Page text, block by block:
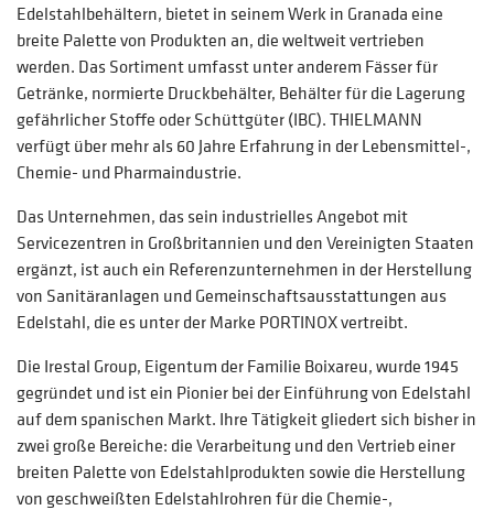
Edelstahlbehältern, bietet in seinem Werk in Granada eine
breite Palette von Produkten an, die weltweit vertrieben
werden. Das Sortiment umfasst unter anderem Fässer für
Getränke, normierte Druckbehälter, Behälter für die Lagerung
gefährlicher Stoffe oder Schüttgüter (IBC). THIELMANN
verfügt über mehr als 60 Jahre Erfahrung in der Lebensmittel-,
Chemie- und Pharmaindustrie.
Das Unternehmen, das sein industrielles Angebot mit
Servicezentren in Großbritannien und den Vereinigten Staaten
ergänzt, ist auch ein Referenzunternehmen in der Herstellung
von Sanitäranlagen und Gemeinschaftsausstattungen aus
Edelstahl, die es unter der Marke PORTINOX vertreibt.
Die Irestal Group, Eigentum der Familie Boixareu, wurde 1945
gegründet und ist ein Pionier bei der Einführung von Edelstahl
auf dem spanischen Markt. Ihre Tätigkeit gliedert sich bisher in
zwei große Bereiche: die Verarbeitung und den Vertrieb einer
breiten Palette von Edelstahlprodukten sowie die Herstellung
von geschweißten Edelstahlrohren für die Chemie-,